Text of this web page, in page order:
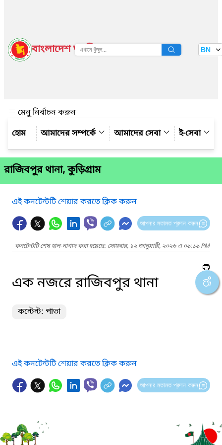
বাংলাদেশ জাতীয় তথ্য বাতায়ন BN
মেনু নির্বাচন করুন
আমাদের সম্পর্কে
আমাদের সেবা ই-সেবা
রাজিবপুর থানা, কুড়িগ্রাম
এই কনটেন্টটি শেয়ার করতে ক্লিক করুন
আপনার মতামত প্রদান করুন
কনটেন্টটি শেষ হাল-নাগাদ করা হয়েছে: সোমবার, ১২ জানুয়ারী, ২০২৬ এ ০৯:১৯ PM
এক নজরে রাজিবপুর থানা
কন্টেন্ট: পাতা
এই কনটেন্টটি শেয়ার করতে ক্লিক করুন
আপনার মতামত প্রদান করুন